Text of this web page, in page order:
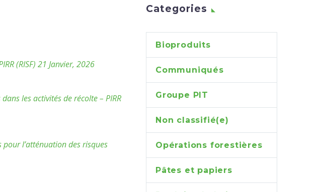
(RISF) 21 Janvier, 2026
les activités de récolte – PIRR
l’atténuation des risques
Categories
Bioproduits
Communiqués
Groupe PIT
Non classifié(e)
Opérations forestières
Pâtes et papiers